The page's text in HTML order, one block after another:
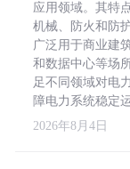
应用领域。其特
机械、防火和防
广泛用于商业建
和数据中心等场
足不同领域对电
障电力系统稳定
2026年8月4日